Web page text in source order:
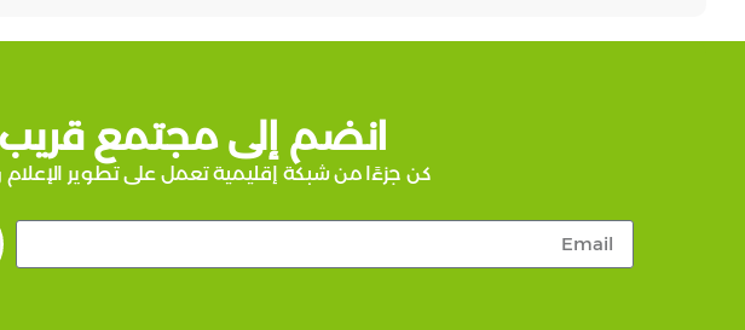
انضم إلى مجتمع قريب
كن جزءًا من شبكة إقليمية تعمل على تطوير الإعلام